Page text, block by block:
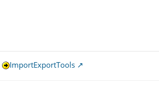
ImportExportTools